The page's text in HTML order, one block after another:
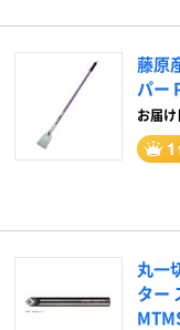
藤原
パー
お届け
丸一
ター